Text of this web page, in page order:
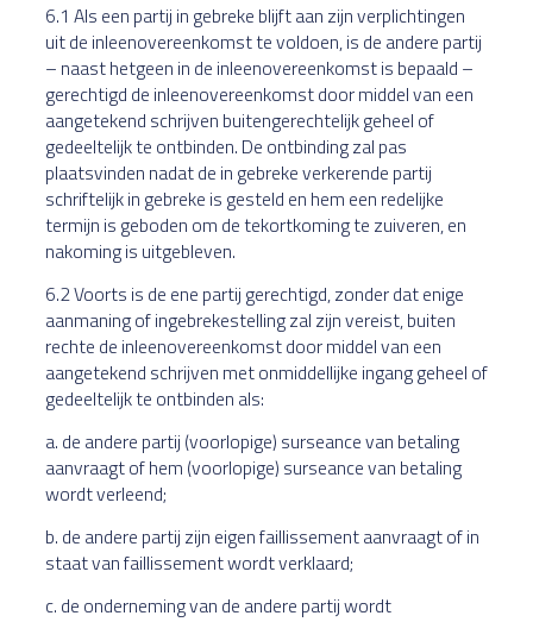
6.1 Als een partij in gebreke blijft aan zijn verplichtingen
uit de inleenovereenkomst te voldoen, is de andere partij
– naast hetgeen in de inleenovereenkomst is bepaald –
gerechtigd de inleenovereenkomst door middel van een
aangetekend schrijven buitengerechtelijk geheel of
gedeeltelijk te ontbinden. De ontbinding zal pas
plaatsvinden nadat de in gebreke verkerende partij
schriftelijk in gebreke is gesteld en hem een redelijke
termijn is geboden om de tekortkoming te zuiveren, en
nakoming is uitgebleven.
6.2 Voorts is de ene partij gerechtigd, zonder dat enige
aanmaning of ingebrekestelling zal zijn vereist, buiten
rechte de inleenovereenkomst door middel van een
aangetekend schrijven met onmiddellijke ingang geheel of
gedeeltelijk te ontbinden als:
a. de andere partij (voorlopige) surseance van betaling
aanvraagt of hem (voorlopige) surseance van betaling
wordt verleend;
b. de andere partij zijn eigen faillissement aanvraagt of in
staat van faillissement wordt verklaard;
c. de onderneming van de andere partij wordt